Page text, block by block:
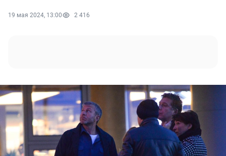
19 мая 2024, 13:00 2 416